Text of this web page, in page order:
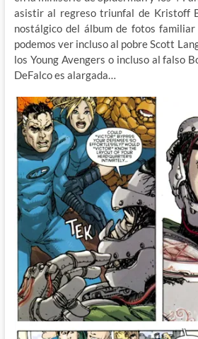
asistir al regreso triunfal de Kristoff
nostálgico del álbum de fotos
podemos ver incluso al pobre Scott
los Young Avengers o incluso al falso
DeFalco es alargada…